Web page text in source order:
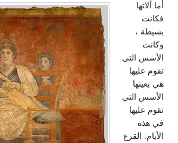
أما آلاتها
فكانت
بسيطة ،
وكانت
الأسس التي
تقوم عليها
هي بعينها
الأسس التي
تقوم عليها
في هذه
الأيام: القرع